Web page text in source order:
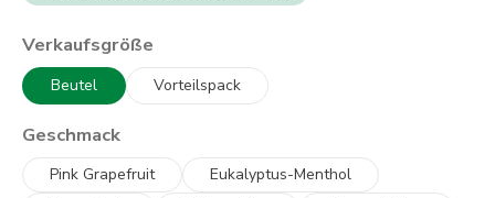
Verkaufsgröße
Beutel Vorteilspack
Geschmackauswählen
Pink Grapefruit
Eukalyptus-Menthol